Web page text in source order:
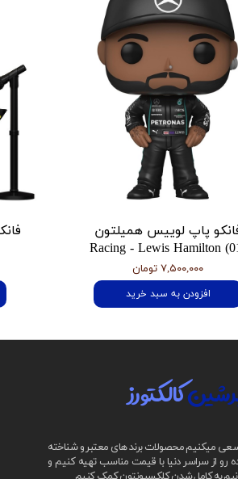
پاپ لوییس همیلتون
Racing - Lewis Hamilton
۷,۵۰۰,۰۰۰ تومان
افزودن به سبد خرید
میکنیم محصولات برند های معتبر و شناخته
رو از سراسر دنیا با قیمت مناسب تهیه کنیم و
کالکتورز